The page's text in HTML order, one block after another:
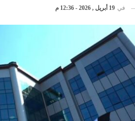
في 19 أبريل , 2026 - 12:36 م